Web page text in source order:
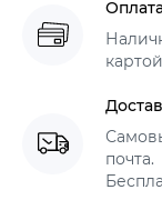
почта.